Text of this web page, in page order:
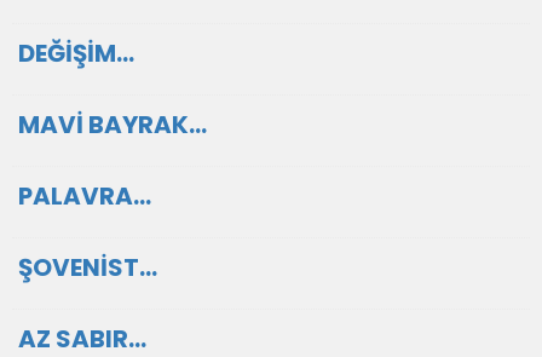
DEĞİŞİM…
MAVİ BAYRAK…
PALAVRA…
ŞOVENİST…
AZ SABIR…